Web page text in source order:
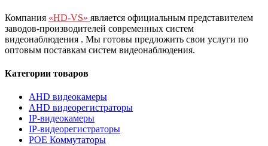
Компания «HD-VS» является официальным представителем
заводов-производителей современных систем
видеонаблюдения . Мы готовы предложить свои услуги по
оптовым поставкам систем видеонаблюдения.
Категории товаров
AHD видеокамеры
AHD видеорегистраторы
IP-видеокамеры
IP-видеорегистраторы
POE Коммутаторы